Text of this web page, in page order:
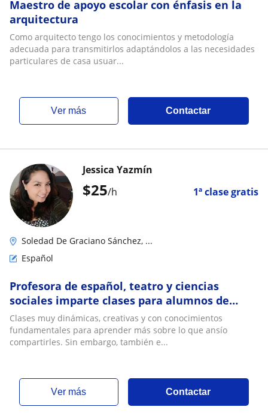
Maestro de apoyo escolar con énfasis en la
arquitectura
Como arquitecto tengo los conocimientos y metodología
adecuada para transmitirlos adaptándolos a las necesidades
particulares de casa usuar...
ver más Contactar
$25/h 1ª clase gratis
Jessica Yazmín
Soledad De Graciano Sánchez, ...
Español
Profesora de español, teatro y ciencias
sociales imparte clases para alumnos de
todas las edades
Clases muy dinámicas, creativas y con conocimientos
fundamentales para aprender más sobre lo que ansío
compartirles. Sin embargo, también e...
ver más Contactar